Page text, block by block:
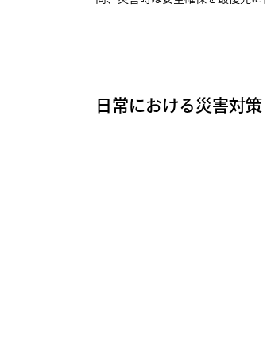
日常における災害対策